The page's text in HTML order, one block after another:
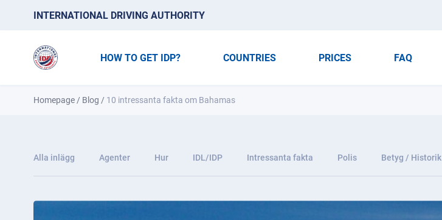
INTERNATIONAL DRIVING AUTHORITY
HOW TO GET IDP? COUNTRIES PRICES FAQ
Homepage / Blog / 10 intressanta fakta om Bahamas
Alla inlägg Agenter Hur IDL/IDP Intressanta fakta Polis Betyg / Historik